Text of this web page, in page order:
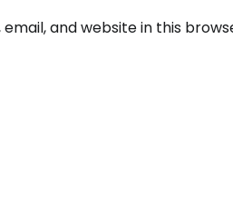
email, and website in this